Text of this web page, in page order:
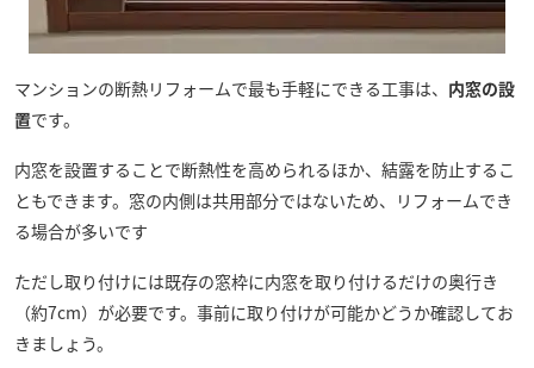
マンションの断熱リフォームで最も手軽にできる工事は、 内窓の設
置です。
内窓を設置することで断熱性を高められるほか、結露を防止するこ
ともできます。窓の内側は共用部分ではないため、リフォームでき
る場合が多いです
ただし取り付けには既存の窓枠に内窓を取り付けるだけの奥行き
（約7cm）が必要です。事前に取り付けが可能かどうか確認してお
きましょう。